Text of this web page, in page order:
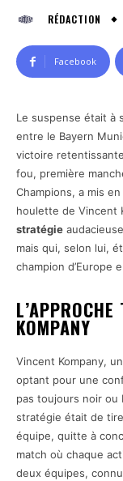
RÉDACTION
Facebook
Le suspense était à
entre le Bayern
victoire
fou, première
Champions, a mis
houlette de Vincent
stratégie
mais qui, selon lui,
champion d’Europe
KOMPANY
Vincent Kompany,
optant pour une
pas toujours noir ou
stratégie était de
équipe, quitte à
match où chaque
deux équipes,